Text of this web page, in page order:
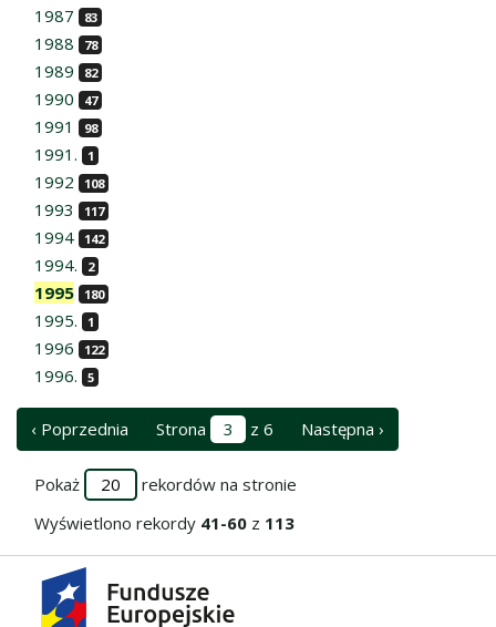
1987 83
1988 78
1989 82
1990 47
1991 98
1991. 1
1992 108
1993 117
1994 142
1994. 2
1995 180
1995. 1
1996 122
1996. 5
‹ Poprzednia Strona z 6 Następna ›
Pokaż
rekordów na stronie
Wyświetlono rekordy 41-60 z 113